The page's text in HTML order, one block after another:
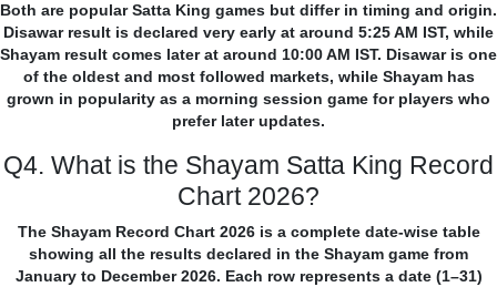
Both are popular Satta King games but differ in timing and origin.
Disawar result is declared very early at around 5:25 AM IST, while
Shayam result comes later at around 10:00 AM IST. Disawar is one
of the oldest and most followed markets, while Shayam has
grown in popularity as a morning session game for players who
prefer later updates.
Q4. What is the Shayam Satta King Record
Chart 2026?
The Shayam Record Chart 2026 is a complete date-wise table
showing all the results declared in the Shayam game from
January to December 2026. Each row represents a date (1–31)